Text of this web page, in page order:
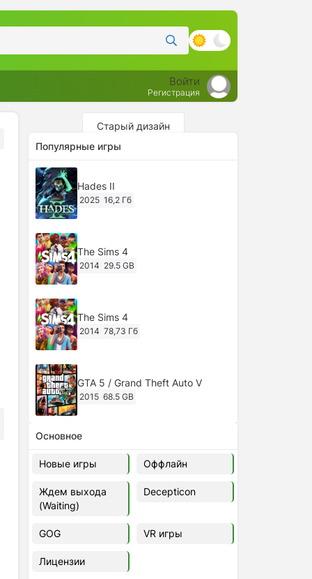
Войти
Регистрация
Старый дизайн
Популярные игры
Hades II
2025 16,2 Гб
The Sims 4
2014 29.5 GB
The Sims 4
2014 78,73 Гб
GTA 5 / Grand Theft Auto V
2015 68.5 GB
Ghost of Tsushima: Director's Cut
v.1053.8.1023.1614 [RePack
Decepticon] (2024)
2024
Cyberpunk 2077
49.4 GB
Ghost of Tsushima: Director's Cut
Основное
Новые игры Оффлайн
Ждем выхода
(Waiting)
Decepticon
GOG VR игры
Лицензии